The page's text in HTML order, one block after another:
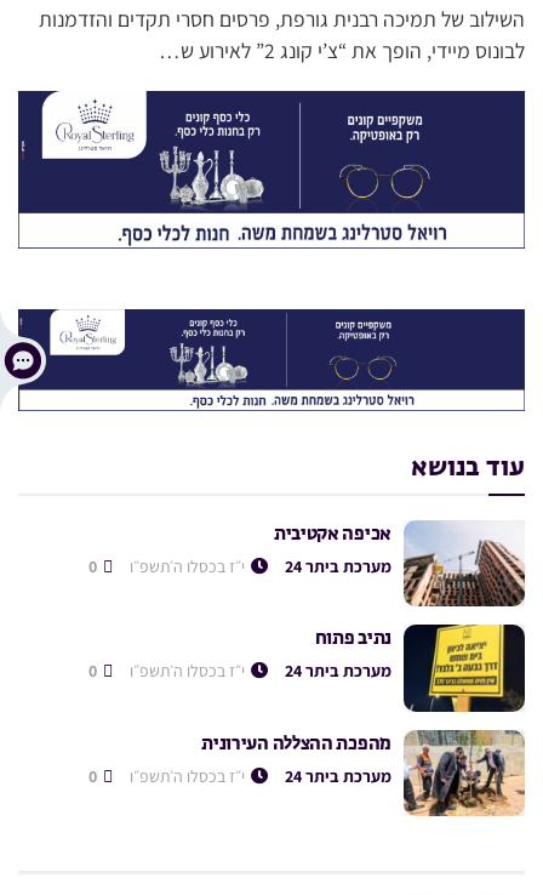
השילוב של תמיכה רבנית גורפת, פרסים חסרי תקדים והזדמנות
לבונוס מיידי, הופך את “צ’י קונג 2” לאירוע ש…
עוד בנושא
אכיפה אקטיבית
מערכת ביתר 24 י״ז בכסלו ה׳תשפ״ו
נתיב פתוח
מערכת ביתר 24 י״ז בכסלו ה׳תשפ״ו
מהפכת ההצללה העירונית
מערכת ביתר 24 י״ז בכסלו ה׳תשפ״ו